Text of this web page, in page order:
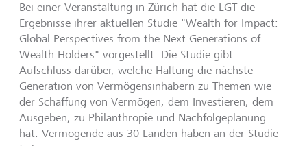
Bei einer Veranstaltung in Zürich hat die LGT die
Ergebnisse ihrer aktuellen Studie "Wealth for Impact:
Global Perspectives from the Next Generations of
Wealth Holders" vorgestellt. Die Studie gibt
Aufschluss darüber, welche Haltung die nächste
Generation von Vermögensinhabern zu Themen wie
der Schaffung von Vermögen, dem Investieren, dem
Ausgeben, zu Philanthropie und Nachfolgeplanung
hat. Vermögende aus 30 Länden haben an der Studie